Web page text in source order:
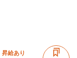
昇給あり